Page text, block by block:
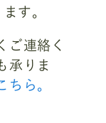
す。
ご連絡く
承りま
ちら。